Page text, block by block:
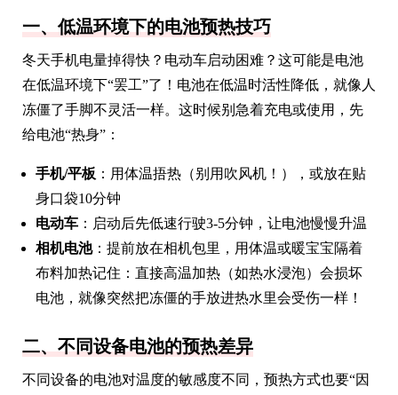
一、低温环境下的电池预热技巧
冬天手机电量掉得快？电动车启动困难？这可能是电池
在低温环境下“罢工”了！电池在低温时活性降低，就像人
冻僵了手脚不灵活一样。这时候别急着充电或使用，先
给电池“热身”：
手机/平板 ：用体温捂热（别用吹风机！），或放在贴
身口袋10分钟
电动车 ：启动后先低速行驶3-5分钟，让电池慢慢升温
相机电池：提前放在相机包里，用体温或暖宝宝隔着
布料加热记住：直接高温加热（如热水浸泡）会损坏
电池，就像突然把冻僵的手放进热水里会受伤一样！
二、不同设备电池的预热差异
不同设备的电池对温度的敏感度不同，预热方式也要“因